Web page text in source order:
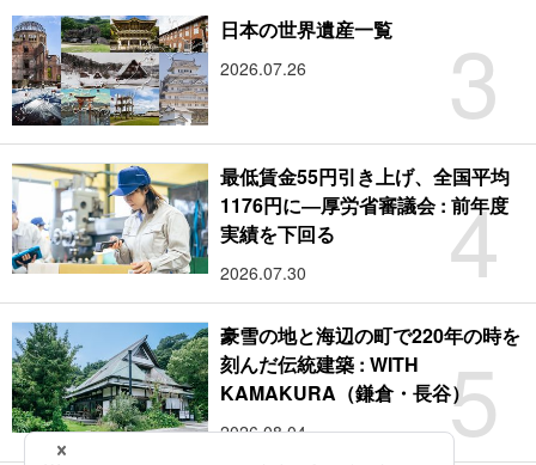
3
日本の世界遺産一覧
2026.07.26
4
最低賃金55円引き上げ、全国平均
1176円に―厚労省審議会 : 前年度
実績を下回る
2026.07.30
5
豪雪の地と海辺の町で220年の時を
刻んだ伝統建築 : WITH
KAMAKURA（鎌倉・長谷）
2026.08.04